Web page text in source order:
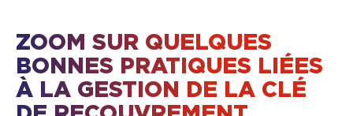
ZOOM SUR QUELQUES
BONNES PRATIQUES LIÉES
À LA GESTION DE LA CLÉ